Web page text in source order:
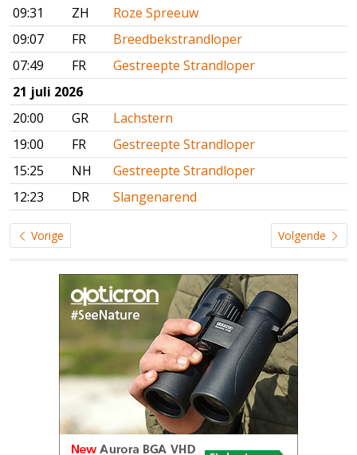
09:31
ZH
Roze Spreeuw
09:07
FR
Breedbekstrandloper
07:49
FR
Gestreepte Strandloper
21 juli 2026
20:00
GR
Lachstern
19:00
FR
Gestreepte Strandloper
15:25
NH
Gestreepte Strandloper
12:23
DR Slangenarend
Vorige Volgende